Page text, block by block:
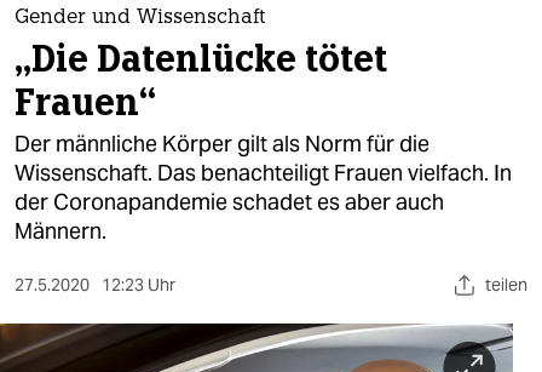
themen
politik
öko
gesellschaft
kultur
sport
berlin
Gender und Wissenschaft
„Die Datenlücke tötet
Frauen“
Der männliche Körper gilt als Norm für die
Wissenschaft. Das benachteiligt Frauen vielfach. In
der Coronapandemie schadet es aber auch
Männern.
27.5.2020 12:23 Uhr teilen